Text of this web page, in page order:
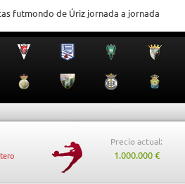
futmondo de Úriz jornada a jornada
Precio actual:
1.000.000 €